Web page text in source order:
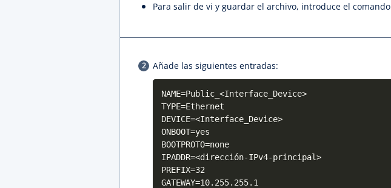
Para salir de vi y guardar el archivo, introduce el comando
Añade las siguientes entradas:
NAME=Public_<Interface_Device>
TYPE=Ethernet
DEVICE=<Interface_Device>
ONBOOT=yes
BOOTPROTO=none
IPADDR=<dirección-IPv4-principal>
PREFIX=32
GATEWAY=10.255.255.1